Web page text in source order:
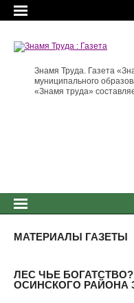
Знамя Труда. Газета
муниципального
«Знамя труда»
МАТЕРИАЛЫ ГАЗЕТЫ
ЛЕС ЧЬЕ
ОСИНСКОГО РАЙОНА